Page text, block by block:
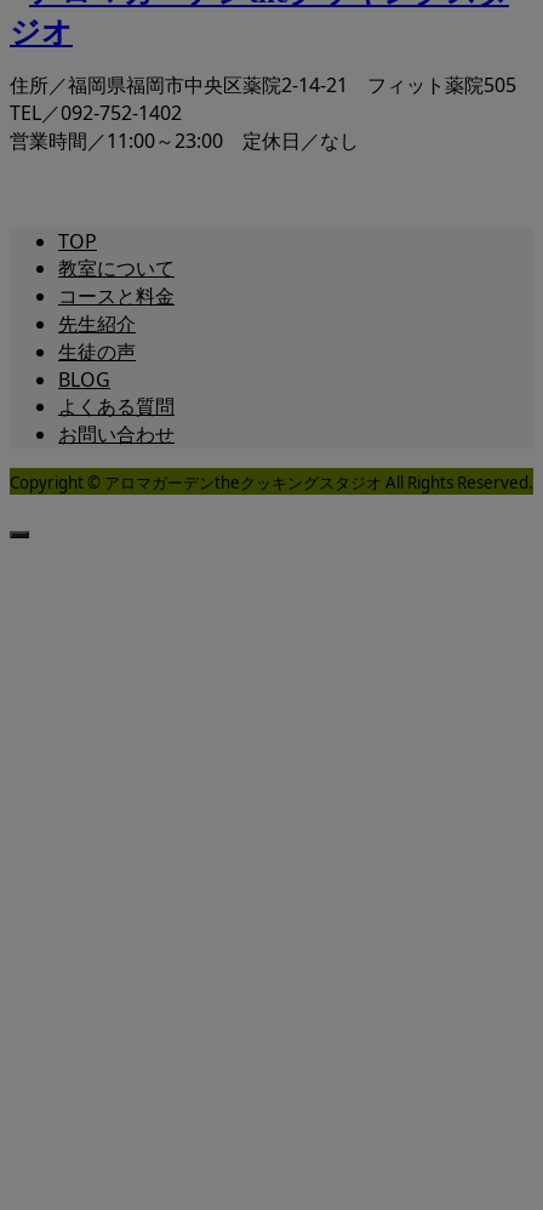
住所／福岡県福岡市中央区薬院2-14-21 フィット薬院505
TEL／092-752-1402
営業時間／11:00～23:00 定休日／なし
TOP
教室について
コースと料金
先生紹介
生徒の声
BLOG
よくある質問
お問い合わせ
Copyright © アロマガーデンtheクッキングスタジオ All Rights Reserved.